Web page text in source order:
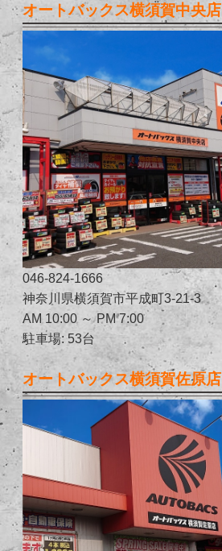
オートバックス横須賀中央店
046-824-1666
神奈川県横須賀市平成町3-21-3
AM 10:00 ～ PM 7:00
駐車場: 53台
オートバックス横須賀佐原店